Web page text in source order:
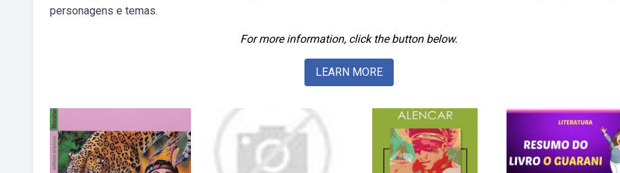
personagens e temas.
For more information, click the button below.
LEARN MORE